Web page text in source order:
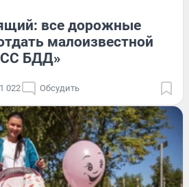
все дорожные
малоизвестной
БДД»
1 022 Обсудить